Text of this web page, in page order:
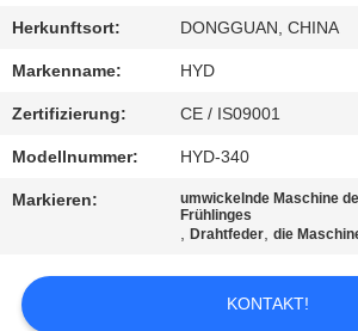
MIT
UNS
IN
VERBINDUNG
NACHRICHTEN
FORDERN
Herkunftsort: DONGGUAN, CHINA
Markenname: HYD
Zertifizierung: CE / IS09001
Modellnummer: HYD-340
Markieren:
umwickelnde Maschine
Frühlinges
,Drahtfeder,die
KONTAKT!